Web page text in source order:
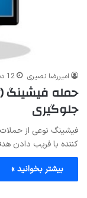
امیررضا نصیری 12 دسامبر 2015
جلوگیری
فیشینگ نوعی از
کننده با فریب دادن
بیشتر بخوانید »